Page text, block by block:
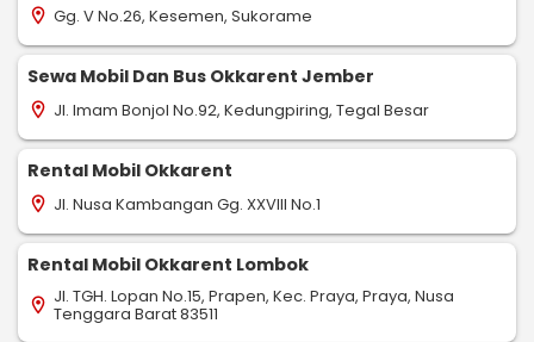
location_on Gg. V No.26, Kesemen, Sukorame
Sewa Mobil Dan Bus Okkarent Jember
location_on Jl. Imam Bonjol No.92, Kedungpiring, Tegal Besar
Rental Mobil Okkarent
location_on Jl. Nusa Kambangan Gg. XXVIII No.1
Rental Mobil Okkarent Lombok
location_on Jl. TGH. Lopan No.15, Prapen, Kec. Praya, Praya, Nusa
Tenggara Barat 83511